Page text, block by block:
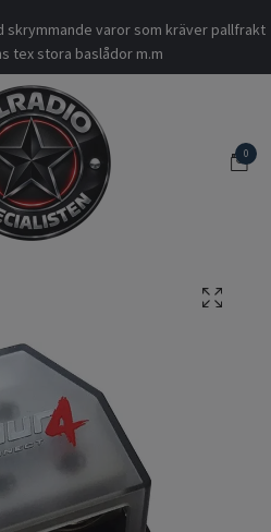
skrymmande varor som kräver pallfrakt
tex stora baslådor m.m
0